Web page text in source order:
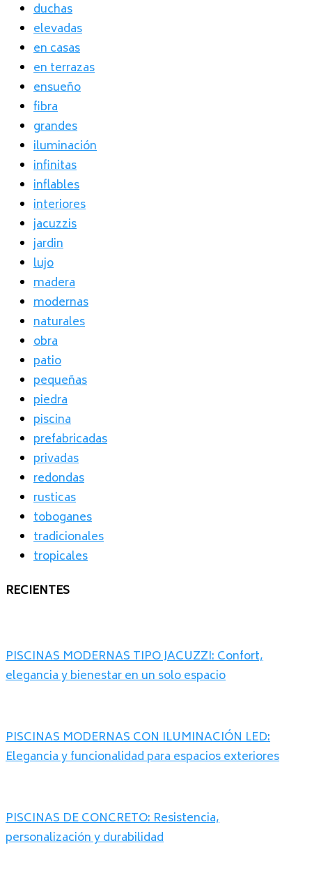
duchas
elevadas
en casas
en terrazas
ensueño
fibra
grandes
iluminación
infinitas
inflables
interiores
jacuzzis
jardin
lujo
madera
modernas
naturales
obra
patio
pequeñas
piedra
piscina
prefabricadas
privadas
redondas
rusticas
toboganes
tradicionales
tropicales
RECIENTES
PISCINAS MODERNAS TIPO JACUZZI: Confort,
elegancia y bienestar en un solo espacio
PISCINAS MODERNAS CON ILUMINACIÓN LED:
Elegancia y funcionalidad para espacios exteriores
PISCINAS DE CONCRETO: Resistencia,
personalización y durabilidad